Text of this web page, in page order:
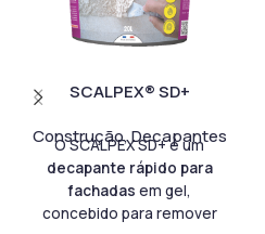
SCALPEX® SD+
Construção,Decapantes
O SCALPEX SD+ é um
decapante rápido para
fachadas em gel,
concebido para remover